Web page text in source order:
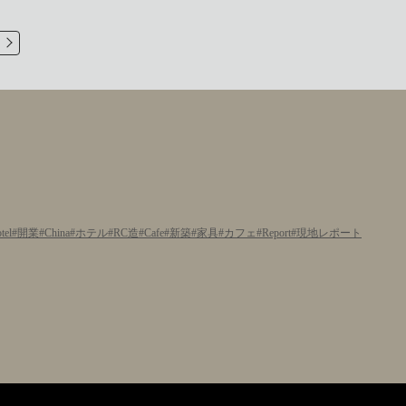
開業 China ホテル RC造 Cafe 新築 家具 カフェ Report 現地レポート